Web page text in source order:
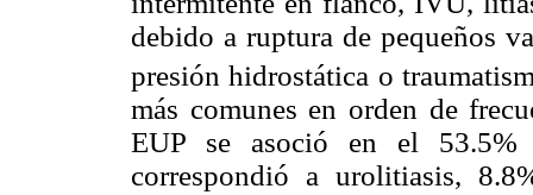
debido a ruptura de pequeños
presión hidrostática o
más comunes en orden de
EUP se asoció en el
correspondió a urolitiasis,